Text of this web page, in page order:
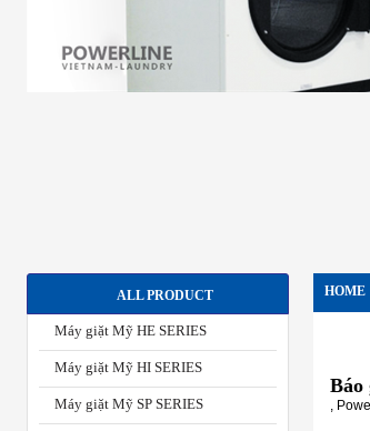
ALL PRODUCT
Máy giặt Mỹ HE SERIES
Máy giặt Mỹ HI SERIES
Máy giặt Mỹ SP SERIES
HOME
Báo
,